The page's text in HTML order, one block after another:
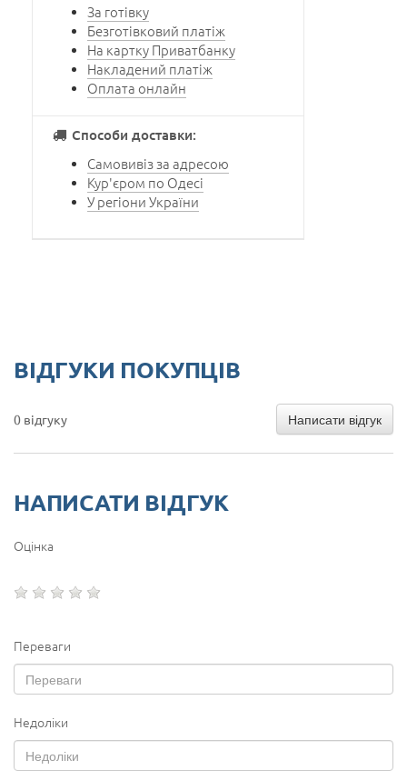
За готівку
Безготівковий платіж
На картку Приватбанку
Накладений платіж
Оплата онлайн
Способи доставки:
Самовивіз за адресою
Кур'єром по Одесі
У регіони України
ВІДГУКИ ПОКУПЦІВ
0 відгуку Написати відгук
НАПИСАТИ ВІДГУК
Оцінка
Переваги
Недоліки